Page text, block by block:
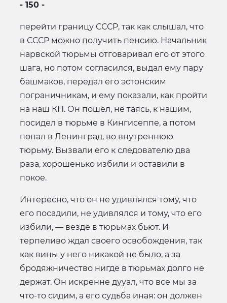
- 150 -
перейти границу СССР, так как слышал, что
в СССР можно получить пенсию. Начальник
нарвской тюрьмы отговаривал его от этого
шага, но потом согласился, выдал ему пару
башмаков, передал его эстонским
пограничникам, и ему показали, как пройти
на наш КП. Он пошел, не таясь, к нашим,
посидел в тюрьме в Кингисеппе, а потом
попал в Ленинград, во внутреннюю
тюрьму. Вызвали его к следователю два
раза, хорошенько избили и оставили в
покое.
Интересно, что он не удивлялся тому, что
его посадили, не удивлялся и тому, что его
избили, — везде в тюрьмах бьют. И
терпеливо ждал своего освобождения, так
как вины у него никакой не было, а за
бродяжничество нигде в тюрьмах долго не
держат. Он искренне дууал, что все мы за
что-то сидим, а его судьба иная: он должен